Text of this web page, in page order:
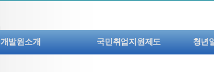
개발원소개 국민취업지원제도 쳥년